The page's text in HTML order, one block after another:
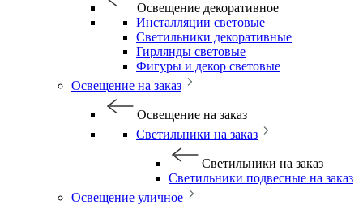
Освещение декоративное
Инсталляции световые
Светильники декоративные
Гирлянды световые
Фигуры и декор световые
Освещение на заказ
Освещение на заказ
Светильники на заказ
Светильники на заказ
Светильники подвесные на заказ
Освещение уличное